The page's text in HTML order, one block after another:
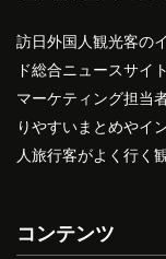
訪日外国人観光客の
ド総合ニュースサイ
マーケティング担当
りやすいまとめやイ
人旅行客がよく行く
コンテンツ